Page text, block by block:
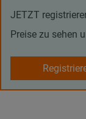
JETZT
Preise zu sehen